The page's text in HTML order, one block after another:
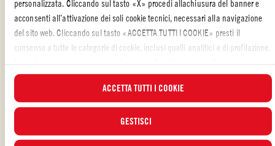
personalizzata. Cliccando sul tasto «X» procedi allachiusura del banner e
acconsenti all’attivazione dei soli cookie tecnici, necessari alla navigazione
del sito web. Cliccando sul tasto «ACCETTA TUTTI I COOKIE» presti il
consenso a tutte le categorie di cookie, inclusi quelli analitici e di profilazione.
visualizzare l’elenco aggiornato dei cookie attraverso il pulsante “GESTISCI”.
Per maggiori informazioni, ti invitiamo a leggere la nostra
ACCETTA TUTTI I COOKIE
GESTISCI